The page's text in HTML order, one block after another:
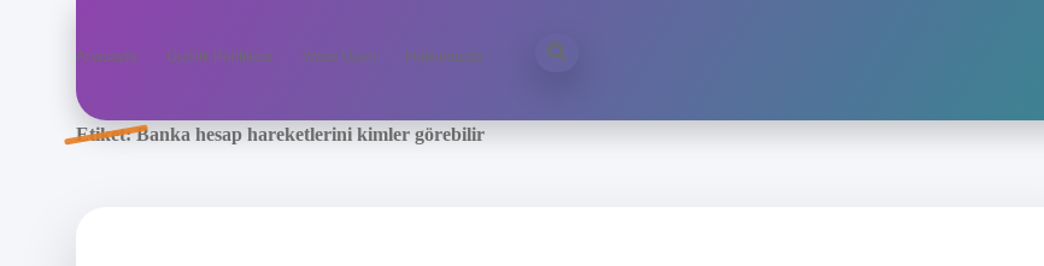
Anasayfa Gizlilik Politikası Yasal Uyarı Hakkımızda
Etiket:Banka hesap hareketlerini kimler görebilir